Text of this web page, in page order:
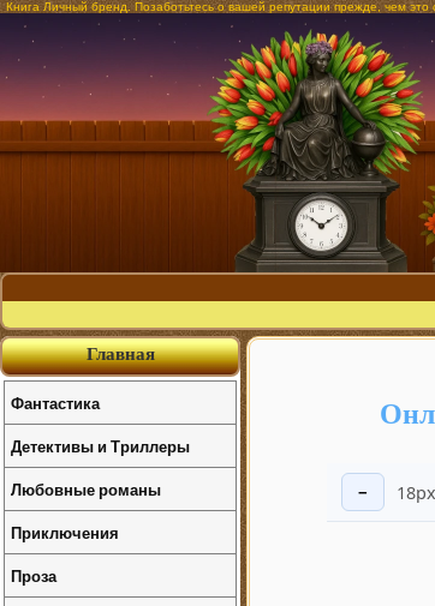
Книга Личный бренд. Позаботьтесь о вашей репутации прежде, чем
− 18px
Главная
Фантастика
Детективы и Триллеры
Любовные романы
Приключения
Проза